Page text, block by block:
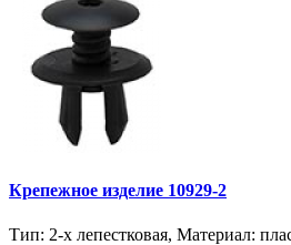
Крепежное изделие 10929-2
Тип: 2-х лепестковая, Материал: